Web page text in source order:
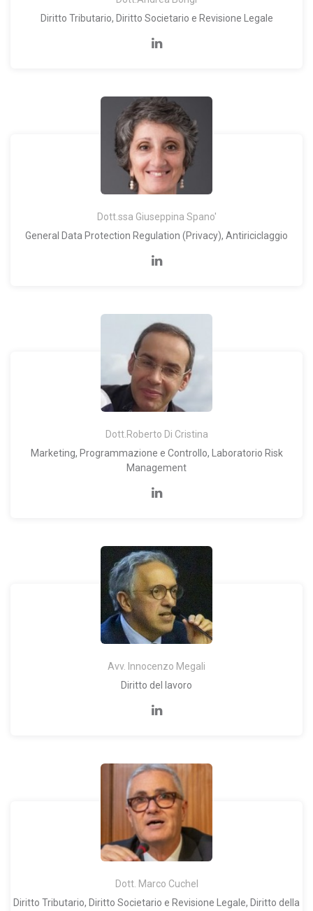
Diritto Tributario, Diritto Societario e Revisione Legale
Dott.ssa Giuseppina Spano'
General Data Protection Regulation (Privacy), Antiriciclaggio
Dott.Roberto Di Cristina
Marketing, Programmazione e Controllo, Laboratorio Risk
Management
Avv. Innocenzo Megali
Diritto del lavoro
Dott. Marco Cuchel
Diritto Tributario, Diritto Societario e Revisione Legale, Diritto della